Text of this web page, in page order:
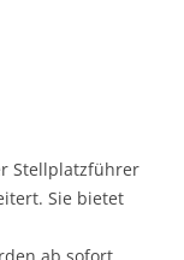
Stellplatzführer
Sie bietet